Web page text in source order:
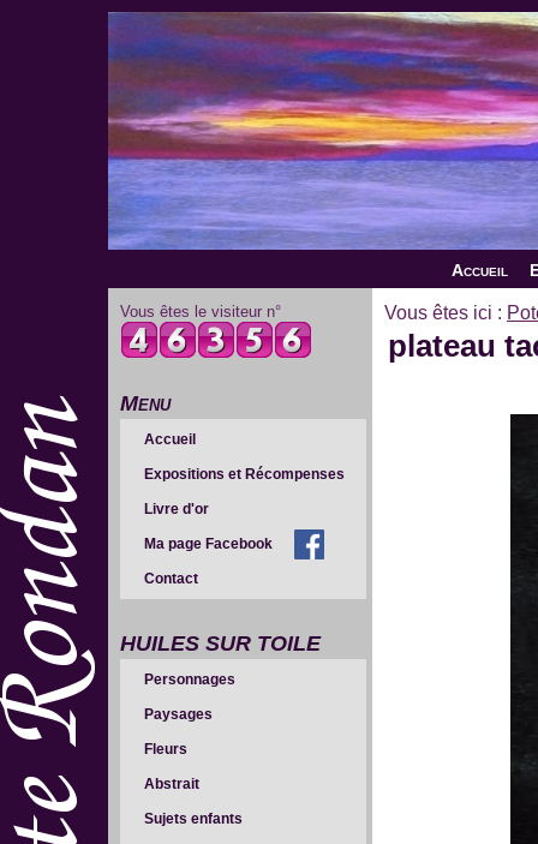
Accueil
Vous êtes le visiteur n°
Menu
Accueil
Expositions et Récompenses
Livre d'or
Ma page Facebook
Contact
HUILES SUR TOILE
Personnages
Paysages
Fleurs
Abstrait
Sujets enfants
Vous êtes ici :
plateau